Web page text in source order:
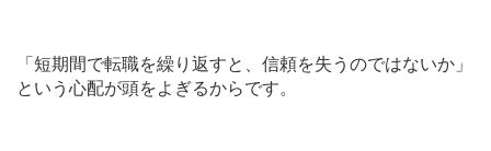
「短期間で転職を繰り返すと、信頼を失うのではないか」
という心配が頭をよぎるからです。